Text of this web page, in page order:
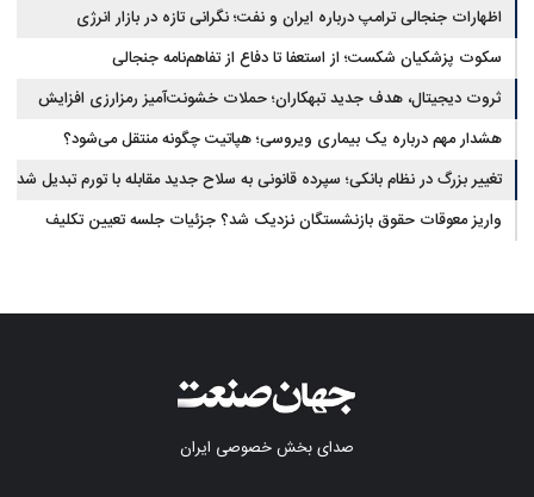
اظهارات جنجالی ترامپ درباره ایران و نفت؛ نگرانی تازه در بازار انرژی
سکوت پزشکیان شکست؛ از استعفا تا دفاع از تفاهم‌نامه جنجالی
ثروت دیجیتال، هدف جدید تبهکاران؛ حملات خشونت‌آمیز رمزارزی افزایش
یافت
هشدار مهم درباره یک بیماری ویروسی؛ هپاتیت چگونه منتقل می‌شود؟
تغییر بزرگ در نظام بانکی؛ سپرده قانونی به سلاح جدید مقابله با تورم تبدیل شد
واریز معوقات حقوق بازنشستگان نزدیک شد؟ جزئیات جلسه تعیین تکلیف
صدای بخش خصوصی ایران